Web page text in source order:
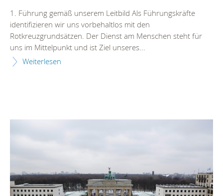
1. Führung gemäß unserem Leitbild Als Führungskräfte
identifizieren wir uns vorbehaltlos mit den
Rotkreuzgrundsätzen. Der Dienst am Menschen steht für
uns im Mittelpunkt und ist Ziel unseres...
Weiterlesen